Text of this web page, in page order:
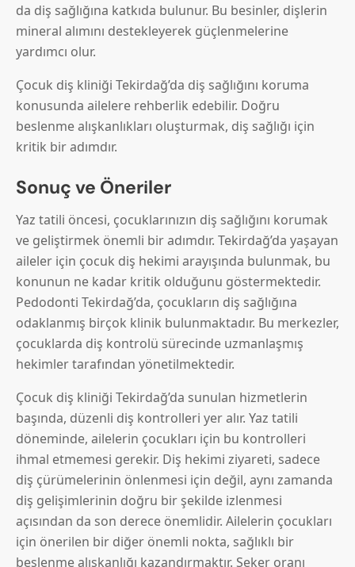
da diş sağlığına katkıda bulunur. Bu besinler, dişlerin
mineral alımını destekleyerek güçlenmelerine
yardımcı olur.
Çocuk diş kliniği Tekirdağ’da diş sağlığını koruma
konusunda ailelere rehberlik edebilir. Doğru
beslenme alışkanlıkları oluşturmak, diş sağlığı için
kritik bir adımdır.
Sonuç ve Öneriler
Yaz tatili öncesi, çocuklarınızın diş sağlığını korumak
ve geliştirmek önemli bir adımdır. Tekirdağ’da yaşayan
aileler için çocuk diş hekimi arayışında bulunmak, bu
konunun ne kadar kritik olduğunu göstermektedir.
Pedodonti Tekirdağ’da, çocukların diş sağlığına
odaklanmış birçok klinik bulunmaktadır. Bu merkezler,
çocuklarda diş kontrolü sürecinde uzmanlaşmış
hekimler tarafından yönetilmektedir.
Çocuk diş kliniği Tekirdağ’da sunulan hizmetlerin
başında, düzenli diş kontrolleri yer alır. Yaz tatili
döneminde, ailelerin çocukları için bu kontrolleri
ihmal etmemesi gerekir. Diş hekimi ziyareti, sadece
diş çürümelerinin önlenmesi için değil, aynı zamanda
diş gelişimlerinin doğru bir şekilde izlenmesi
açısından da son derece önemlidir. Ailelerin çocukları
için önerilen bir diğer önemli nokta, sağlıklı bir
beslenme alışkanlığı kazandırmaktır. Şeker oranı